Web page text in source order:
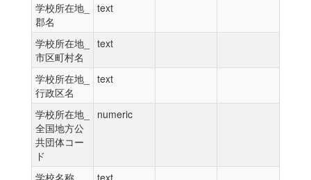
学校所在地_
郡名
text
学校所在地_
市区町村名
text
学校所在地_
行政区名
text
学校所在地_
全国地方公
共団体コー
ド
numeric
学校名称
text